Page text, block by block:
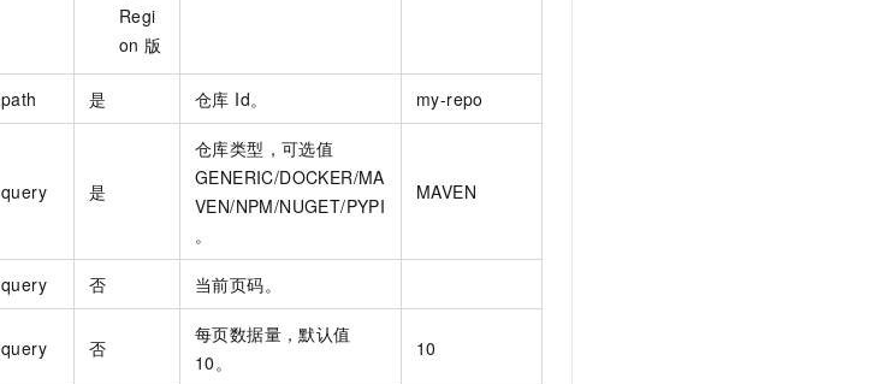
Regi
on 版
path 是 仓库 Id。 my-repo
query 是
仓库类型，可选值
GENERIC/DOCKER/MA
VEN/NPM/NUGET/PYPI
。
MAVEN
query 否 当前页码。
query 否
每页数据量，默认值
10。
10